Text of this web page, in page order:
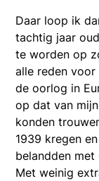
Daar loop ik
tachtig jaar
te worden op
alle reden
de oorlog in
op dat van
konden
1939 kregen
belandden
Met weinig